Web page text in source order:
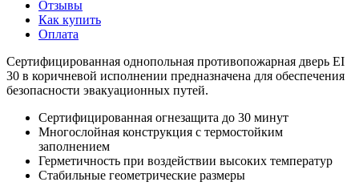
Отзывы
Как купить
Оплата
Сертифицированная однопольная противопожарная дверь EI
30 в коричневой исполнении предназначена для обеспечения
безопасности эвакуационных путей.
Сертифицированная огнезащита до 30 минут
Многослойная конструкция с термостойким
заполнением
Герметичность при воздействии высоких температур
Стабильные геометрические размеры